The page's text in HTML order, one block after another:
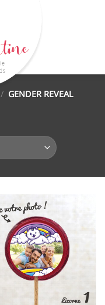
/ GENDER REVEAL